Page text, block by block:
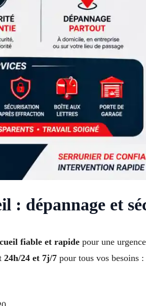
: dépannage et
fiable et rapide pour une
24h/24 et 7j/7 pour tous vos besoins